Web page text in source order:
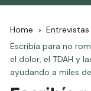
Home
Entrevistas
Escribía para no
el dolor, el TDAH y
ayudando a miles